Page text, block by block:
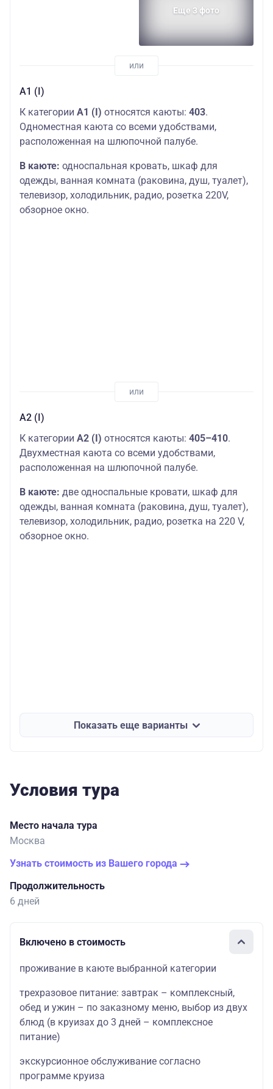
Еще 3 фото
А1 (I)
К категории А1 (I) относятся каюты: 403.
Одноместная каюта со всеми удобствами,
расположенная на шлюпочной палубе.
В каюте: односпальная кровать, шкаф для
одежды, ванная комната (раковина, душ, туалет),
телевизор, холодильник, радио, розетка 220V,
обзорное окно.
А2 (I)
К категории А2 (I) относятся каюты: 405–410.
Двухместная каюта со всеми удобствами,
расположенная на шлюпочной палубе.
В каюте: две односпальные кровати, шкаф для
одежды, ванная комната (раковина, душ, туалет),
телевизор, холодильник, радио, розетка на 220 V,
обзорное окно.
Показать еще варианты
Условия тура
Место начала тура
Москва
Узнать стоимость из Вашего города
Продолжительность
6 дней
Включено в стоимость
проживание в каюте выбранной категории
трехразовое питание: завтрак – комплексный,
обед и ужин – по заказному меню, выбор из двух
блюд (в круизах до 3 дней – комплексное
питание)
экскурсионное обслуживание согласно
программе круиза